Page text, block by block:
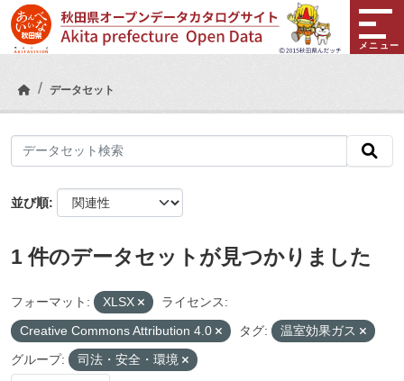
Skip to main content
メニュー
データセット
並び順
1 件のデータセットが見つかりました
フォーマット: XLSX
ライセンス:
Creative Commons Attribution 4.0
タグ:
温室効果ガス
グループ:
司法・安全・環境